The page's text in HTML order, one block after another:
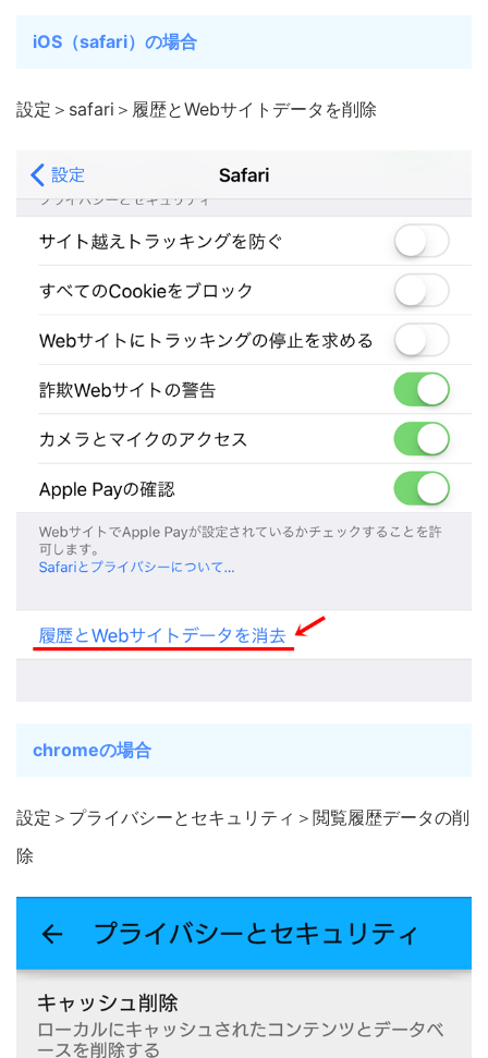
iOS（safari）の場合
設定＞safari＞履歴とWebサイトデータを削除
chromeの場合
設定＞プライバシーとセキュリティ＞閲覧履歴データの削
除